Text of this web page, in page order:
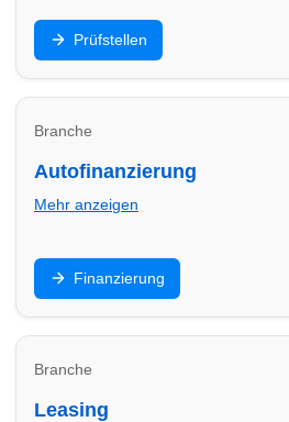
HU/AU, Eintragung,
Prüfstellen in Hilden und plane
Hauptuntersuchung & Gutachten.
Prüfstellen
Branche
Autofinanzierung
Mehr anzeigen
Ratenkredit, Ballonfinanzierung
Händlerfinanzierung:
und finde passende Partner für
Finanzierung
Branche
Leasing